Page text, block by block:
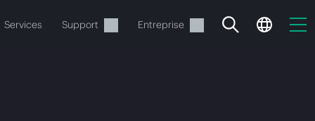
Services Support Entreprise